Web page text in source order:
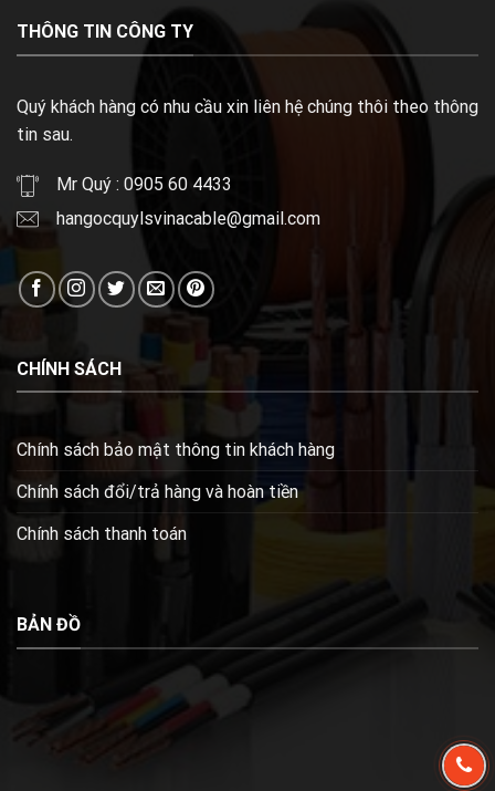
THÔNG TIN CÔNG TY
Quý khách hàng có nhu cầu xin liên hệ chúng thôi theo thông
tin sau.
Mr Quý : 0905 60 4433
hangocquylsvinacable@gmail.com
CHÍNH SÁCH
Chính sách bảo mật thông tin khách hàng
Chính sách đổi/trả hàng và hoàn tiền
Chính sách thanh toán
BẢN ĐỒ